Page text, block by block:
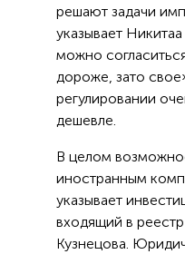
решают задачи
указывает
можно
дороже, зато
регулировании
дешевле.
В целом
иностранным
указывает
входящий в
Кузнецова.